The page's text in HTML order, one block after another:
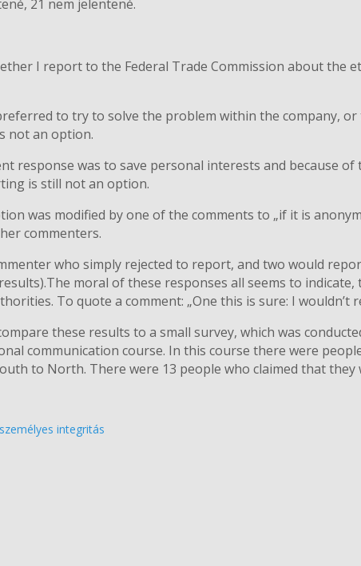
21 nem jelentené.
I report to the Federal Trade Commission about the
to try to solve the problem within the company,
not an option.
response was to save personal interests and because
is still not an option.
was modified by one of the comments to „if it is
commenters.
who simply rejected to report, and two would
moral of these responses all seems to indicate,
To quote a comment: „One this is sure: I wouldn’t
these results to a small survey, which was
communication course. In this course there were
to North. There were 13 people who claimed that they
személyes integritás